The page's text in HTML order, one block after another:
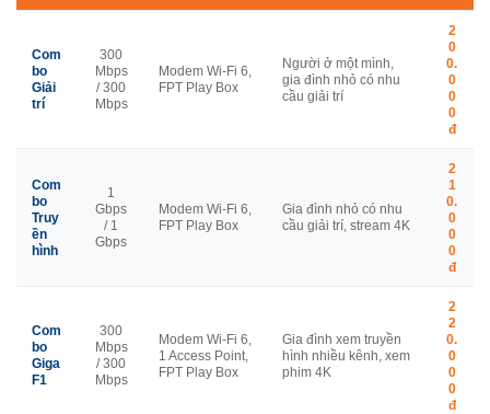
Com
bo
Giải
trí
300
Mbps
/ 300
Mbps
Modem Wi-Fi 6,
FPT Play Box
Người ở một mình,
gia đình nhỏ có nhu
cầu giải trí
2
0
0.
0
0
0
đ
Com
bo
Truy
ền
hình
1
Gbps
/ 1
Gbps
Modem Wi-Fi 6,
FPT Play Box
Gia đình nhỏ có nhu
cầu giải trí, stream 4K
2
1
0.
0
0
0
đ
Com
bo
Giga
F1
300
Mbps
/ 300
Mbps
Modem Wi-Fi 6,
1 Access Point,
FPT Play Box
Gia đình xem truyền
hình nhiều kênh, xem
phim 4K
2
2
0.
0
0
0
đ